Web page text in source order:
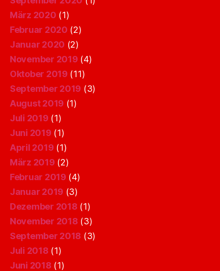
März 2020 (1)
Februar 2020 (2)
Januar 2020 (2)
November 2019 (4)
Oktober 2019 (11)
September 2019 (3)
August 2019 (1)
Juli 2019 (1)
Juni 2019 (1)
April 2019 (1)
März 2019 (2)
Februar 2019 (4)
Januar 2019 (3)
Dezember 2018 (1)
November 2018 (3)
September 2018 (3)
Juli 2018 (1)
Juni 2018 (1)